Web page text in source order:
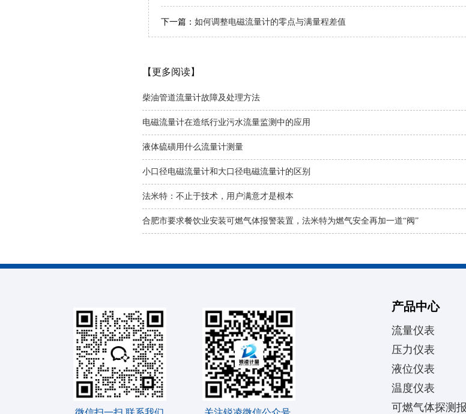
下一篇： 如何调整电磁流量计的零点与满量程差值
【更多阅读】
柴油管道流量计故障及处理方法
电磁流量计在造纸行业污水流量监测中的应用
液体硫磺用什么流量计测量
小口径电磁流量计和大口径电磁流量计的区别
法米特：不止于技术，用户满意才是根本
合肥市要求餐饮业安装可燃气体报警装置，法米特为燃气安全再加一道“阀”
产品中心
流量仪表
压力仪表
液位仪表
温度仪表
可燃气体探测